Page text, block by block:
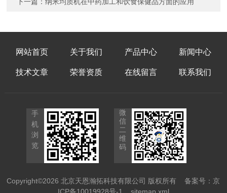
网站首页 关于我们 产品中心 新闻中心
技术文章 荣誉资质 在线留言 联系我们
手
机
浏
览
微
信
二
维
码
Copyright©2026 北京天恩瀚拓科技有限公司 版权所有备案号：京